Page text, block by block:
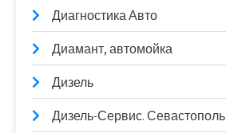
Диагностика Авто
Диамант, автомойка
Дизель
Дизель-Сервис. Севастополь